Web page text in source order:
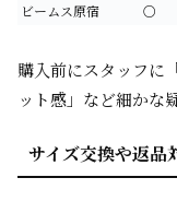
ビームス原宿
○
購入前にスタッフに
ット感」など細かな
サイズ交換や返品